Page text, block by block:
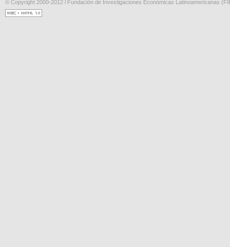
© Copyright 2000-2012 l Fundación de Investigaciones Económicas Latinoamericanas